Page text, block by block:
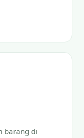
barang di